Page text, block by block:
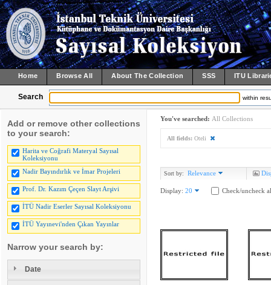
Home Browse All About The Collection SSS ITU
Search within
Add or remove other collections
to your search:
Harita ve Coğrafi Materyal Sayısal
Koleksiyonu
Nadir Bayındırlık ve İmar Projeleri
Prof. Dr. Kazım Çeçen Slayt Arşivi
İTÜ Nadir Eserler Sayısal Koleksiyonu
İTÜ Yayınevi'nden Çıkan Yayınlar
Narrow your search by:
Date
You've searched: All Collections
All fields: Oteli
Sort by: Relevance
Display: 20 Check/uncheck